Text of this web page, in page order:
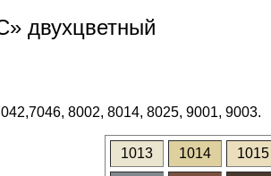
двухцветный
8002, 8014, 8025, 9001, 9003.
1013 1014 1015